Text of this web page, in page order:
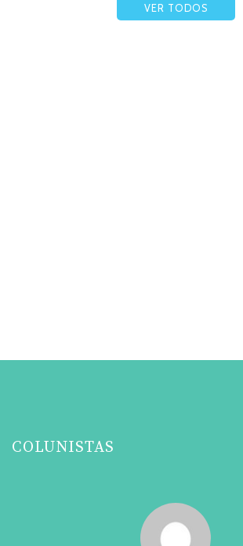
VER TODOS
COLUNISTAS